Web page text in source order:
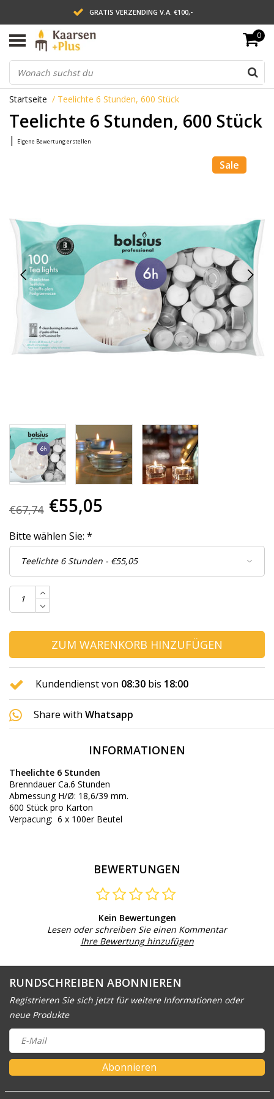
GRATIS VERZENDING V.A. €100,-
LEVERING BINNEN 2 WERKDAGEN
ACHTERAF BETALEN VIA AFTERPAY
0
Startseite / Teelichte 6 Stunden, 600 Stück
Teelichte 6 Stunden, 600 Stück
| Eigene Bewertung erstellen
Sale
€67,74 €55,05
Bitte wählen Sie: *
ZUM WARENKORB HINZUFÜGEN
Kundendienst von 08:30 bis 18:00
Share with Whatsapp
INFORMATIONEN
Theelichte 6 Stunden
Brenndauer Ca.6 Stunden
Abmessung H/Ø: 18,6/39 mm.
600 Stück pro Karton
Verpacung: 6 x 100er Beutel
BEWERTUNGEN
Kein Bewertungen
Lesen oder schreiben Sie einen Kommentar
Ihre Bewertung hinzufügen
RUNDSCHREIBEN ABONNIEREN
Registrieren Sie sich jetzt für weitere Informationen oder
neue Produkte
Abonnieren